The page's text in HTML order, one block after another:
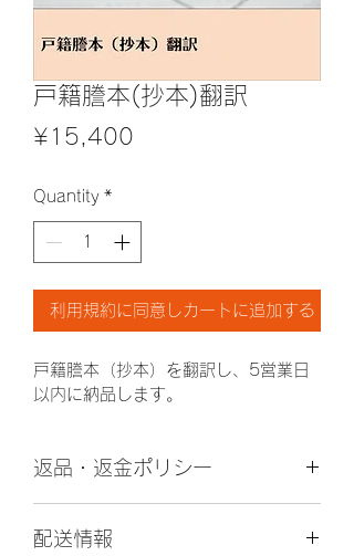
戸籍謄本(抄本)翻訳
¥15,400
Quantity *
利用規約に同意しカートに追加する
戸籍謄本（抄本）を翻訳し、5営業日
以内に納品します。
返品・返金ポリシー
はありません。
配送情報